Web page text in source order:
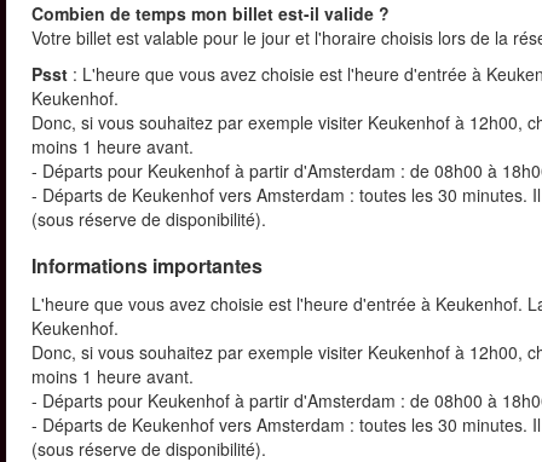
Combien de temps mon billet est-il valide ?
Votre billet est valable pour le jour et l'horaire choisis lors de la
Psst : L'heure que vous avez choisie est l'heure d'entrée à
Keukenhof.
Donc, si vous souhaitez par exemple visiter Keukenhof à 12h00,
moins 1 heure avant.
- Départs pour Keukenhof à partir d'Amsterdam : de 08h00 à
- Départs de Keukenhof vers Amsterdam : toutes les 30
(sous réserve de disponibilité).
Informations importantes
L'heure que vous avez choisie est l'heure d'entrée à Keukenhof.
Keukenhof.
Donc, si vous souhaitez par exemple visiter Keukenhof à 12h00,
moins 1 heure avant.
- Départs pour Keukenhof à partir d'Amsterdam : de 08h00 à
- Départs de Keukenhof vers Amsterdam : toutes les 30
(sous réserve de disponibilité).